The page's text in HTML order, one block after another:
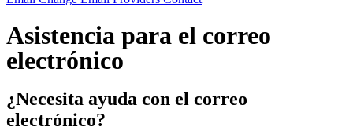
Asistencia para el correo
electrónico
¿Necesita ayuda con el correo
electrónico?